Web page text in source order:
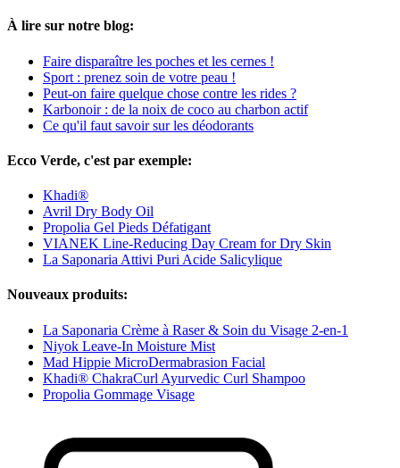
À lire sur notre blog:
Faire disparaître les poches et les cernes !
Sport : prenez soin de votre peau !
Peut-on faire quelque chose contre les rides ?
Karbonoir : de la noix de coco au charbon actif
Ce qu'il faut savoir sur les déodorants
Ecco Verde, c'est par exemple:
Khadi®
Avril Dry Body Oil
Propolia Gel Pieds Défatigant
VIANEK Line-Reducing Day Cream for Dry Skin
La Saponaria Attivi Puri Acide Salicylique
Nouveaux produits:
La Saponaria Crème à Raser & Soin du Visage 2-en-1
Niyok Leave-In Moisture Mist
Mad Hippie MicroDermabrasion Facial
Khadi® ChakraCurl Ayurvedic Curl Shampoo
Propolia Gommage Visage